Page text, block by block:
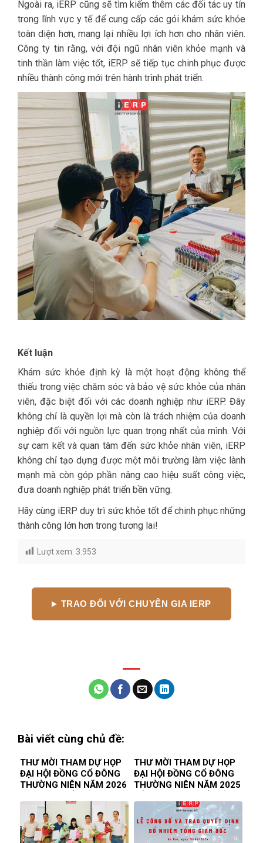
Ngoài ra, iERP cũng sẽ tìm kiếm thêm các đối tác uy tín
trong lĩnh vực y tế để cung cấp các gói khám sức khỏe
toàn diện hơn, mang lại nhiều lợi ích hơn cho nhân viên.
Công ty tin rằng, với đội ngũ nhân viên khỏe mạnh và
tinh thần làm việc tốt, iERP sẽ tiếp tục chinh phục được
nhiều thành công mới trên hành trình phát triển.
Kết luận
Khám sức khỏe định kỳ là một hoạt động không thể
thiếu trong việc chăm sóc và bảo vệ sức khỏe của nhân
viên, đặc biệt đối với các doanh nghiệp như iERP. Đây
không chỉ là quyền lợi mà còn là trách nhiệm của doanh
nghiệp đối với nguồn lực quan trọng nhất của mình. Với
sự cam kết và quan tâm đến sức khỏe nhân viên, iERP
không chỉ tạo dựng được một môi trường làm việc lành
mạnh mà còn góp phần nâng cao hiệu suất công việc,
đưa doanh nghiệp phát triển bền vững.
Hãy cùng iERP duy trì sức khỏe tốt để chinh phục những
thành công lớn hơn trong tương lai!
Lượt xem: 3.953
TRAO ĐỔI VỚI CHUYÊN GIA IERP
Bài viết cùng chủ đề:
THƯ MỜI THAM DỰ HỌP
ĐẠI HỘI ĐỒNG CỔ ĐÔNG
THƯỜNG NIÊN NĂM 2026
VỤ iERP
THƯ MỜI THAM DỰ HỌP
ĐẠI HỘI ĐỒNG CỔ ĐÔNG
THƯỜNG NIÊN NĂM 2025
DỊCH VỤ iERP